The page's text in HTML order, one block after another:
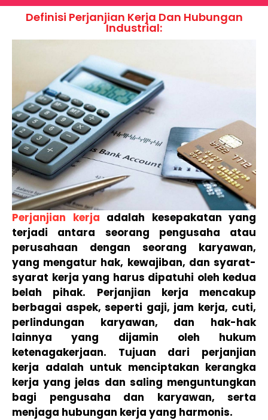
Definisi Perjanjian Kerja Dan Hubungan
Industrial:
Perjanjian kerja adalah kesepakatan yang
terjadi antara seorang pengusaha atau
perusahaan dengan seorang karyawan,
yang mengatur hak, kewajiban, dan syarat-
syarat kerja yang harus dipatuhi oleh kedua
belah pihak. Perjanjian kerja mencakup
berbagai aspek, seperti gaji, jam kerja, cuti,
perlindungan karyawan, dan hak-hak
lainnya yang dijamin oleh hukum
ketenagakerjaan. Tujuan dari perjanjian
kerja adalah untuk menciptakan kerangka
kerja yang jelas dan saling menguntungkan
bagi pengusaha dan karyawan, serta
menjaga hubungan kerja yang harmonis.